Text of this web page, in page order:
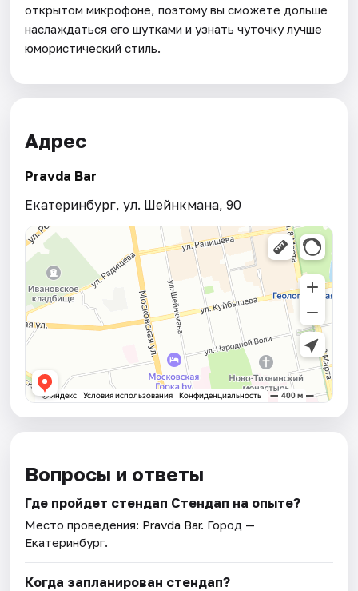
открытом микрофоне, поэтому вы сможете дольше
наслаждаться его шутками и узнать чуточку лучше
юмористический стиль.
Адрес
Pravda Bar
Екатеринбург, ул. Шейнкмана, 90
Вопросы и ответы
Где пройдет стендап Стендап на опыте?
Место проведения: Pravda Bar. Город —
Екатеринбург.
Когда запланирован стендап?